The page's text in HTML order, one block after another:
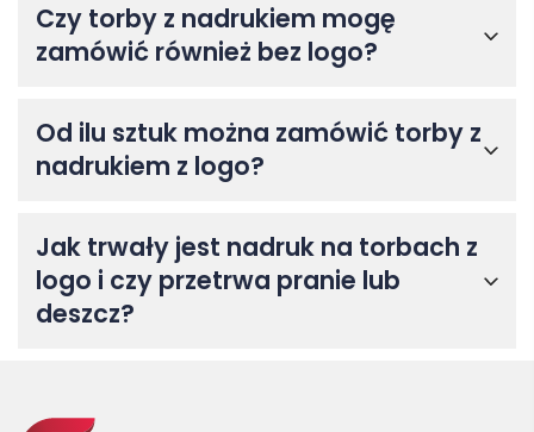
Czy torby z nadrukiem mogę
zamówić również bez logo?
Od ilu sztuk można zamówić torby z
nadrukiem z logo?
Jak trwały jest nadruk na torbach z
logo i czy przetrwa pranie lub
deszcz?